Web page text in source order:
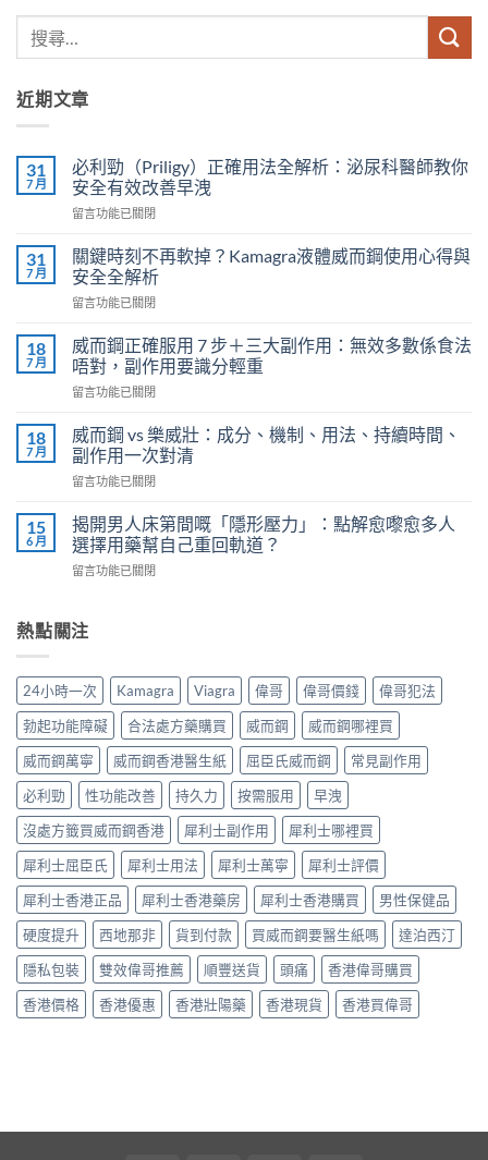
近期文章
31
7 月
必利勁（Priligy）正確用法全解析：泌尿科醫師教你
安全有效改善早洩
在
利
勁
（Priligy）
正
用
法
全
解
泌
尿
醫
教
你
安
效
改
早
洩〉
中
留言功能已關閉
31
7 月
關鍵時刻不再軟掉？Kamagra液體威而鋼使用心得與
安全全解析
在
鍵
時
刻
不
軟
掉？
Kamagra
液
威
而
使
得
全
全
解
析〉
中
留言功能已關閉
18
7 月
威而鋼正確服用 7 步＋三大副作用：無效多數係食法
唔對，副作用要識分輕重
在
而
鋼
正
確
用
7
步
＋
副
效
多
數
係
食
唔
對，
副
作
用
要
識
分
輕
重〉
中
留言功能已關閉
18
7 月
威而鋼 vs 樂威壯：成分、機制、用法、持續時間、
副作用一次對清
在
而
鋼
vs
樂
成
制、
用
法、
持
續
時
間、
副
作
用
一
次
對
清〉
中
留言功能已關閉
15
6 月
揭開男人床第間嘅「隱形壓力」：點解愈嚟愈多人
選擇用藥幫自己重回軌道？
在
男
人
第
嘅
「隱
形
壓
力」：
點
解
愈
嚟
愈
多
人
選
擇
用
藥
幫
留言功能已關閉
熱點關注
24小時一次 Kamagra Viagra 偉哥 偉哥價錢
偉哥犯法
勃起功能障礙
合法處方藥購買 威而鋼
威而鋼哪裡買
威而鋼萬寧
威而鋼香港醫生紙 屈臣氏威而鋼
常見副作用
必利勁
性功能改善 持久力 按需服用
早洩
沒處方籤買威而鋼香港
犀利士副作用
犀利士哪裡買
犀利士屈臣氏
犀利士用法 犀利士萬寧
犀利士評價
犀利士香港正品
犀利士香港藥房 犀利士香港購買
男性保健品
硬度提升
西地那非 貨到付款 買威而鋼要醫生紙嗎
達泊西汀
隱私包裝
雙效偉哥推薦 順豐送貨 頭痛
香港偉哥購買
香港價格
香港優惠 香港壯陽藥 香港現貨 香港買偉哥